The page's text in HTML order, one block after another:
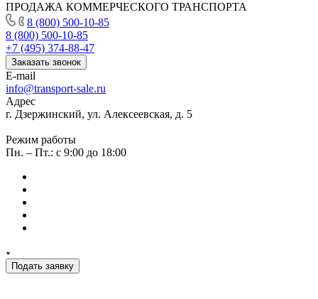
ПРОДАЖА КОММЕРЧЕСКОГО ТРАНСПОРТА
8 (800) 500-10-85
8 (800) 500-10-85
+7 (495) 374-88-47
Заказать звонок
E-mail
info@transport-sale.ru
Адрес
г. Дзержинский, ул. Алексеевская, д. 5
Режим работы
Пн. – Пт.: с 9:00 до 18:00
Подать заявку